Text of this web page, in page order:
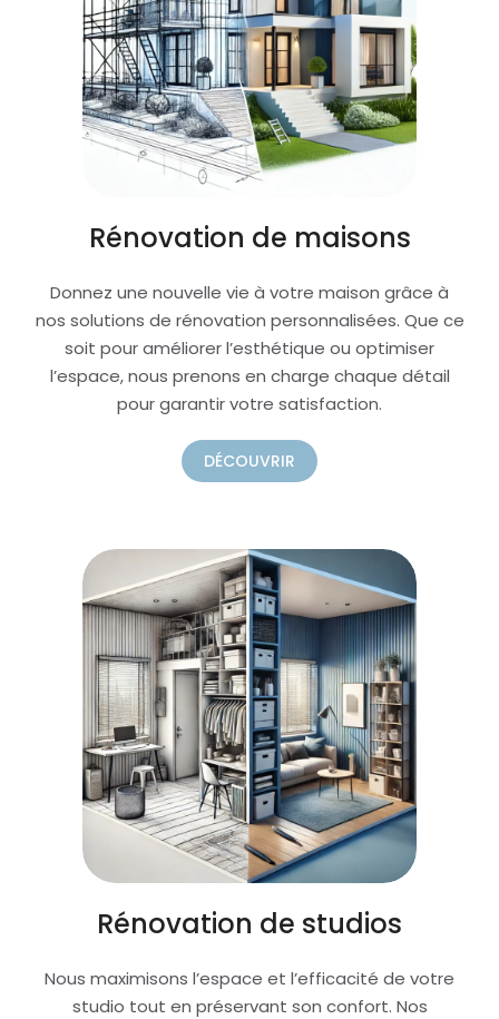
Rénovation de maisons
Donnez une nouvelle vie à votre maison grâce à
nos solutions de rénovation personnalisées. Que ce
soit pour améliorer l’esthétique ou optimiser
l’espace, nous prenons en charge chaque détail
pour garantir votre satisfaction.
DÉCOUVRIR
Rénovation de studios
Nous maximisons l’espace et l’efficacité de votre
studio tout en préservant son confort. Nos